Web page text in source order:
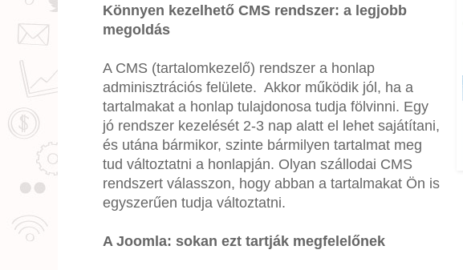
Könnyen kezelhető CMS rendszer: a legjobb
megoldás
A CMS (tartalomkezelő) rendszer a honlap
adminisztrációs felülete. Akkor működik jól, ha a
tartalmakat a honlap tulajdonosa tudja fölvinni. Egy
jó rendszer kezelését 2-3 nap alatt el lehet sajátítani,
és utána bármikor, szinte bármilyen tartalmat meg
tud változtatni a honlapján. Olyan szállodai CMS
rendszert válasszon, hogy abban a tartalmakat Ön is
egyszerűen tudja változtatni.
A Joomla: sokan ezt tartják megfelelőnek